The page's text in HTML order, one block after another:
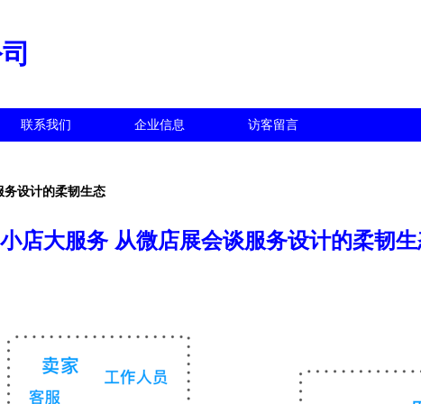
联系我们 企业信息 访客留言
设计的柔韧生态
小店大服务 从微店展会谈服务设计的柔韧